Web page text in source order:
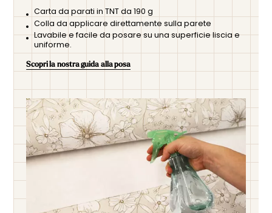
Carta da parati in TNT da 190 g
Colla da applicare direttamente sulla parete
Lavabile e facile da posare su una superficie liscia e
uniforme.
Scopri la nostra guida alla posa